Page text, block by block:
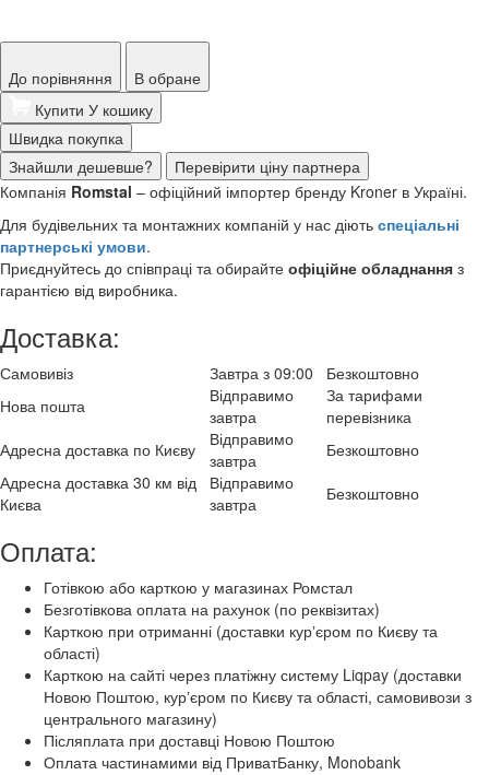
До порівняння
В обране
Купити У кошику
Швидка покупка
Знайшли дешевше?
Перевірити ціну партнера
Компанія Romstal – офіційний імпортер бренду Kroner в Україні.
Для будівельних та монтажних компаній у нас діють спеціальні
партнерські умови.
Приєднуйтесь до співпраці та обирайте офіційне обладнання з
гарантією від виробника.
Доставка:
Самовивіз Завтра з 09:00
Безкоштовно
Нова пошта
Відправимо
завтра
За тарифами
перевізника
Адресна доставка по Києву
Відправимо
завтра
Безкоштовно
Адресна доставка 30 км від
Києва
Відправимо
завтра
Безкоштовно
Оплата:
Готівкою або карткою у магазинах Ромстал
Безготівкова оплата на рахунок (по реквізитах)
Карткою при отриманні (доставки курʼєром по Києву та
області)
Карткою на сайті через платіжну систему Liqpay (доставки
Новою Поштою, курʼєром по Києву та області, самовивози з
центрального магазину)
Післяплата при доставці Новою Поштою
Оплата частинамими від ПриватБанку, Monobank